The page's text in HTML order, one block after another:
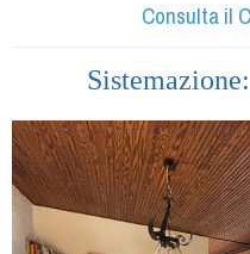
Consulta il